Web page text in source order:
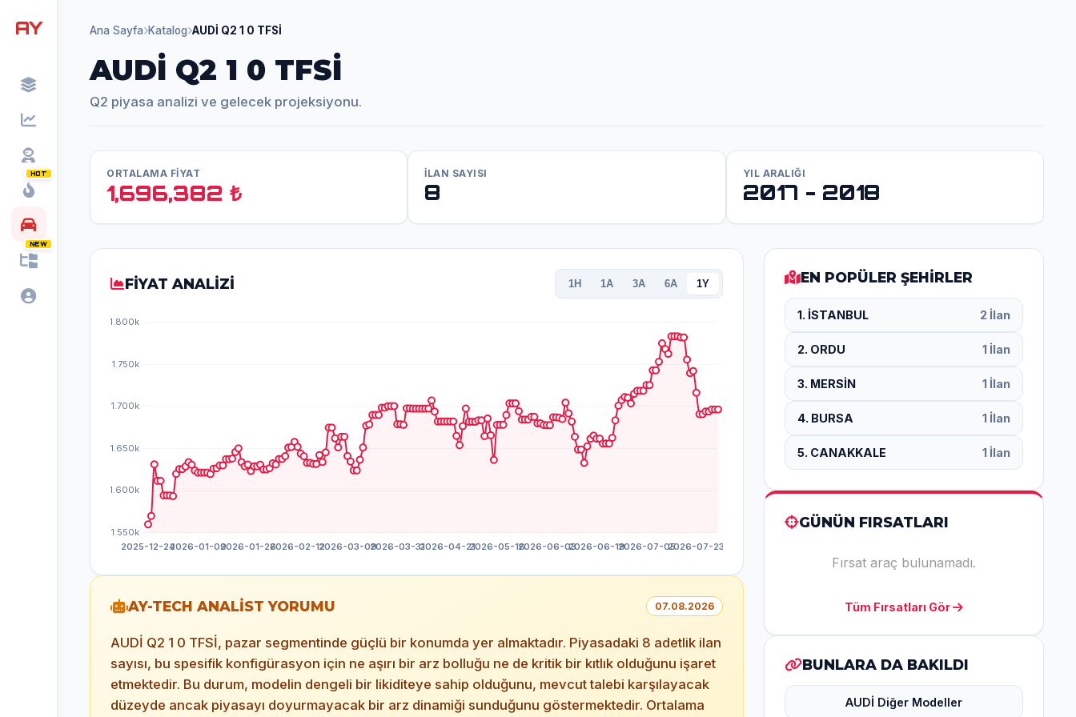
AY
HOT
NEW
Ana Sayfa Katalog AUDİ Q2 1 0 TFSİ
AUDİ Q2 1 0 TFSİ
Q2 piyasa analizi ve gelecek projeksiyonu.
ORTALAMA FİYAT
1,696,382 ₺
İLAN SAYISI
8
YIL ARALIĞI
2017 - 2018
FİYAT ANALİZİ 1H 1A 3A 6A 1Y
AY-TECH ANALİST YORUMU 07.08.2026
AUDİ Q2 1 0 TFSİ, pazar segmentinde güçlü bir konumda yer almaktadır. Piyasadaki 8 adetlik ilan
sayısı, bu spesifik konfigürasyon için ne aşırı bir arz bolluğu ne de kritik bir kıtlık olduğunu işaret
etmektedir. Bu durum, modelin dengeli bir likiditeye sahip olduğunu, mevcut talebi karşılayacak
düzeyde ancak piyasayı doyurmayacak bir arz dinamiği sunduğunu göstermektedir. Ortalama
EN POPÜLER ŞEHİRLER
1. İSTANBUL 2 İlan
2. ORDU 1 İlan
3. MERSİN 1 İlan
4. BURSA 1 İlan
5. CANAKKALE 1 İlan
GÜNÜN FIRSATLARI
Fırsat araç bulunamadı.
Tüm Fırsatları Gör
BUNLARA DA BAKILDI
AUDİ Diğer Modeller